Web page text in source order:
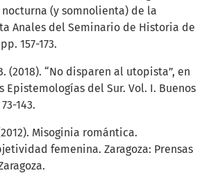
(y somnolienta) de la
Anales del Seminario de Historia de
157-173.
(2018). “No disparen al utopista”, en
Epistemologías del Sur. Vol. I. Buenos
143.
Misoginia romántica.
femenina. Zaragoza: Prensas